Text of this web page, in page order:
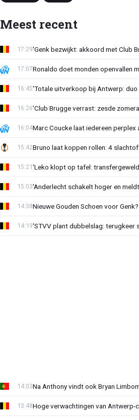
Meest recent
'Genk bezwijkt: akkoord met Club
17:29
Ronaldo doet monden openvallen
17:07
'Totale uitverkoop bij Antwerp: duo
16:45
'Club Brugge verrast: zesde
16:26
Marc Coucke laat iedereen
16:04
Bruno laat koppen rollen: 4
15:42
'Leko klopt op tafel:
15:21
'Anderlecht schakelt hoger en
15:03
Nieuwe Gouden Schoen voor
14:38
'STVV plant dubbelslag: terugkeer
14:19
Na Anthony vindt ook Bryan
14:03
Hoge verwachtingen van Antwerp-
13:48